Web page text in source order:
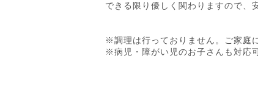
できる限り優しく関わりますので、
※調理は行っておりません。ご家庭
※病児・障がい児のお子さんも対応